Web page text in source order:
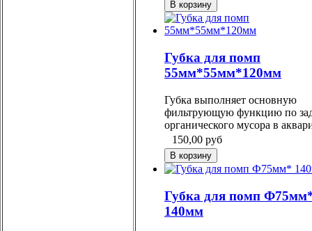
Губка для помп
55мм*55мм*120мм
Губка выполняет основную
фильтрующую функцию по
органического мусора в
150,00 руб
Губка для помп
140мм